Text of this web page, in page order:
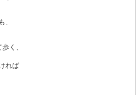
、
く、
れば